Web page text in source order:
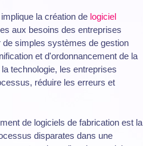
la création de logiciel
aux besoins des entreprises
simples systèmes de gestion
et d'ordonnancement de la
technologie, les entreprises
réduire les erreurs et
de logiciels de fabrication est la
disparates dans une